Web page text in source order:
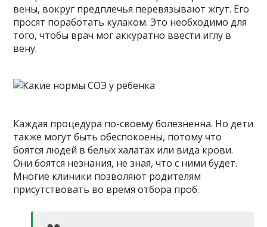
вены, вокруг предплечья перевязывают жгут. Его
просят поработать кулаком. Это необходимо для
того, чтобы врач мог аккуратно ввести иглу в
вену.
Каждая процедура по-своему болезненна. Но дети
также могут быть обеспокоены, потому что
боятся людей в белых халатах или вида крови.
Они боятся незнания, не зная, что с ними будет.
Многие клиники позволяют родителям
присутствовать во время отбора проб.